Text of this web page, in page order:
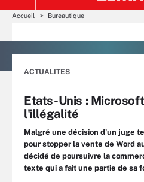
Accueil Bureautique
ACTUALITES
Etats-Unis :
l'illégalité
Malgré une décision d'un juge
pour stopper la vente de Word
décidé de poursuivre la
texte qui a fait une partie de sa